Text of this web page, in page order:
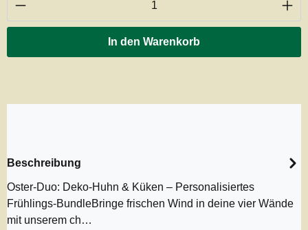
In den Warenkorb
Beschreibung
Oster-Duo: Deko-Huhn & Küken – Personalisiertes
Frühlings-BundleBringe frischen Wind in deine vier Wände
mit unserem ch…